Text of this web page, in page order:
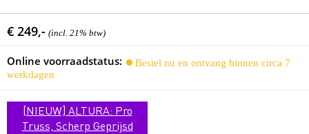
€ 249,- (incl. 21% btw)
Online voorraadstatus:
Bestel nu en ontvang binnen circa 7
werkdagen
[NIEUW] ALTURA: Pro
Truss, Scherp Geprijsd